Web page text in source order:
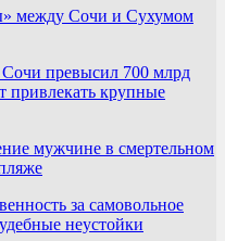
между Сочи и Сухумом
превысил 700 млрд
привлекать крупные
мужчине в смертельном
за самовольное
неустойки